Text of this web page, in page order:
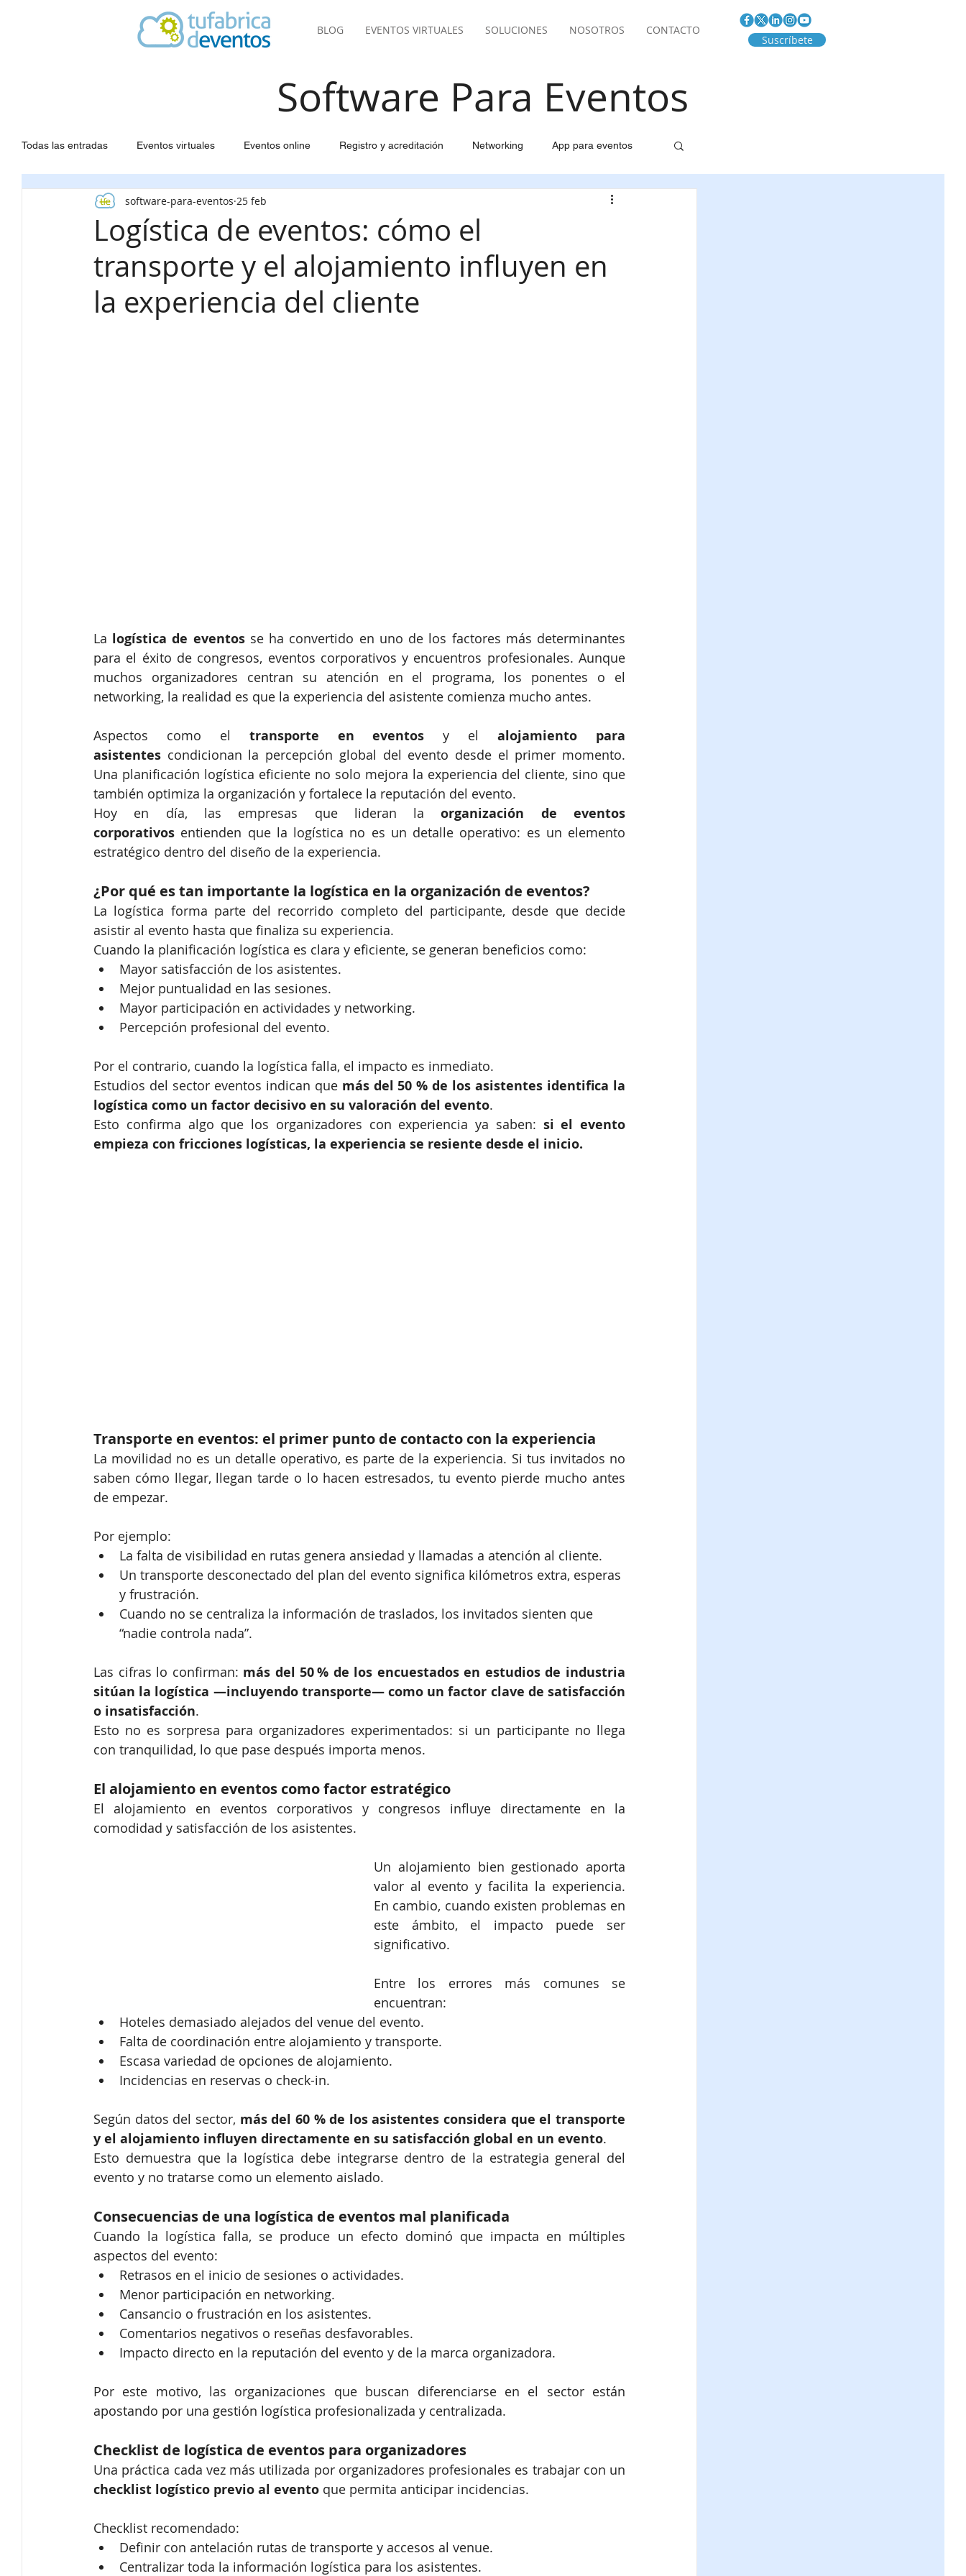
BLOG EVENTOS VIRTUALES SOLUCIONES NOSOTROS CONTACTO
Suscríbete
Todas las entradas Eventos virtuales Eventos online Registro y acreditación Networking App para eventos
Software para Eventos Agendas a medida Pasarela pago
Seating para eventos Congresos científicos Gestión Viajes y Alojamiento Gestión de participantes
Estadísticas
Logística de eventos: cómo el
transporte y el alojamiento influyen en
la experiencia del cliente
software-para-eventos 25 feb
La logística de eventos se ha convertido en uno de los factores más determinantes
para el éxito de congresos, eventos corporativos y encuentros profesionales. Aunque
muchos organizadores centran su atención en el programa, los ponentes o el
networking, la realidad es que la experiencia del asistente comienza mucho antes.
Aspectos como el transporte en eventos y el alojamiento para
asistentes condicionan la percepción global del evento desde el primer momento.
Una planificación logística eficiente no solo mejora la experiencia del cliente, sino que
también optimiza la organización y fortalece la reputación del evento.
Hoy en día, las empresas que lideran la organización de eventos
corporativos entienden que la logística no es un detalle operativo: es un elemento
estratégico dentro del diseño de la experiencia.
¿Por qué es tan importante la logística en la organización de eventos?
La logística forma parte del recorrido completo del participante, desde que decide
asistir al evento hasta que finaliza su experiencia.
Cuando la planificación logística es clara y eficiente, se generan beneficios como:
Mayor satisfacción de los asistentes.
Mejor puntualidad en las sesiones.
Mayor participación en actividades y networking.
Percepción profesional del evento.
Por el contrario, cuando la logística falla, el impacto es inmediato.
Estudios del sector eventos indican que más del 50 % de los asistentes identifica la
logística como un factor decisivo en su valoración del evento.
Esto confirma algo que los organizadores con experiencia ya saben: si el evento
empieza con fricciones logísticas, la experiencia se resiente desde el inicio.
Transporte en eventos: el primer punto de contacto con la experiencia
La movilidad no es un detalle operativo, es parte de la experiencia. Si tus invitados no
saben cómo llegar, llegan tarde o lo hacen estresados, tu evento pierde mucho antes
de empezar.
Por ejemplo:
La falta de visibilidad en rutas genera ansiedad y llamadas a atención al cliente.
Un transporte desconectado del plan del evento significa kilómetros extra, esperas
y frustración.
Cuando no se centraliza la información de traslados, los invitados sienten que
“nadie controla nada”.
Las cifras lo confirman: más del 50 % de los encuestados en estudios de industria
sitúan la logística —incluyendo transporte— como un factor clave de satisfacción
o insatisfacción.
Esto no es sorpresa para organizadores experimentados: si un participante no llega
con tranquilidad, lo que pase después importa menos.
El alojamiento en eventos como factor estratégico
El alojamiento en eventos corporativos y congresos influye directamente en la
comodidad y satisfacción de los asistentes.
Un alojamiento bien gestionado aporta
valor al evento y facilita la experiencia.
En cambio, cuando existen problemas en
este ámbito, el impacto puede ser
significativo.
Entre los errores más comunes se
encuentran:
Hoteles demasiado alejados del venue del evento.
Falta de coordinación entre alojamiento y transporte.
Escasa variedad de opciones de alojamiento.
Incidencias en reservas o check-in.
Según datos del sector, más del 60 % de los asistentes considera que el transporte
y el alojamiento influyen directamente en su satisfacción global en un evento.
Esto demuestra que la logística debe integrarse dentro de la estrategia general del
evento y no tratarse como un elemento aislado.
Consecuencias de una logística de eventos mal planificada
Cuando la logística falla, se produce un efecto dominó que impacta en múltiples
aspectos del evento:
Retrasos en el inicio de sesiones o actividades.
Menor participación en networking.
Cansancio o frustración en los asistentes.
Comentarios negativos o reseñas desfavorables.
Impacto directo en la reputación del evento y de la marca organizadora.
Por este motivo, las organizaciones que buscan diferenciarse en el sector están
apostando por una gestión logística profesionalizada y centralizada.
Checklist de logística de eventos para organizadores
checklist logístico previo al evento que permita anticipar incidencias.
Checklist recomendado:
Definir con antelación rutas de transporte y accesos al venue.
Centralizar toda la información logística para los asistentes.
Software Para Eventos